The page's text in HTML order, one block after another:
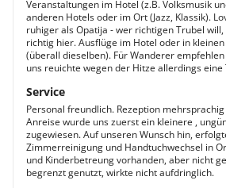
Veranstaltungen im Hotel (z.B. Volksmusik
anderen Hotels oder im Ort (Jazz, Klassik).
ruhiger als Opatija - wer richtigen Trubel
richtig hier. Ausflüge im Hotel oder in
(überall dieselben). Für Wanderer
uns reuichte wegen der Hitze allerdings eine
Service
Personal freundlich. Rezeption
Anreise wurde uns zuerst ein kleinere ,
zugewiesen. Auf unseren Wunsch hin,
Zimmerreinigung und Handtuchwechsel in
und Kinderbetreung vorhanden, aber nicht
begrenzt genutzt, wirkte nicht aufdringlich.